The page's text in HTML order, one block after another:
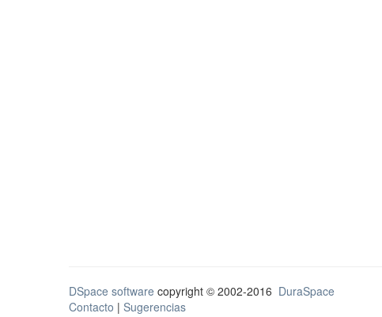
DSpace software copyright © 2002-2016 DuraSpace
Contacto | Sugerencias